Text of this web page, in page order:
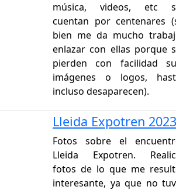
música, videos, etc
cuentan por centenares
bien me da mucho
enlazar con ellas porque
pierden con facilidad
imágenes o logos,
incluso desaparecen).
Lleida Expotren 2023
Fotos sobre el
Lleida Expotren.
fotos de lo que me
interesante, ya que no